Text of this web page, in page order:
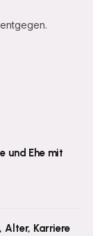
und Ehe mit
Alter, Karriere